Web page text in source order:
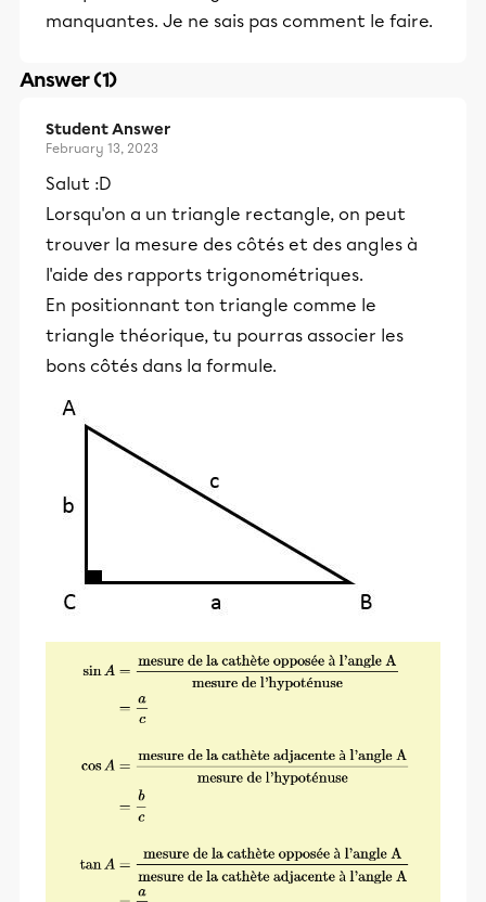
manquantes. Je ne sais pas comment le faire.
Answer (1)
Student Answer
February 13, 2023
Salut :D
Lorsqu'on a un triangle rectangle, on peut
trouver la mesure des côtés et des angles à
l'aide des rapports trigonométriques.
En positionnant ton triangle comme le
triangle théorique, tu pourras associer les
bons côtés dans la formule.